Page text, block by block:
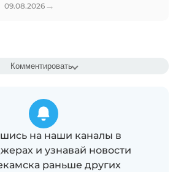
09.08.2026 →
Комментировать
на наши каналы в
и узнавай новости
раньше других